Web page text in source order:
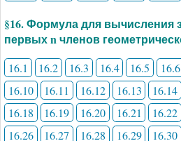
§16. Формула для вычисления
первых n членов
16.1 16.2 16.3 16.4 16.5 16.6
16.10
16.11 16.12 16.13 16.14
16.18
16.19 16.20 16.21 16.22
16.26
16.27 16.28 16.29 16.30